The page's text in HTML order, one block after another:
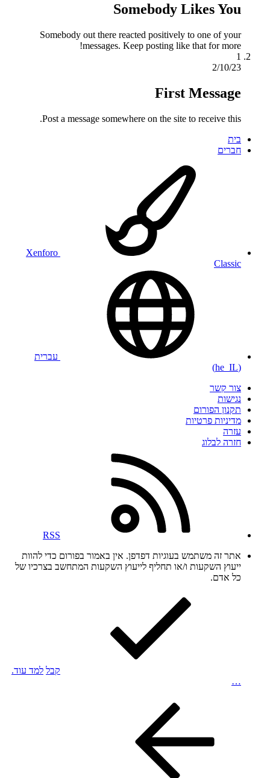
Somebody Likes You
Somebody out there reacted positively to one of your
messages. Keep posting like that for more!
1
2/10/23
First Message
Post a message somewhere on the site to receive this.
בית
חברים
Xenforo
Classic
עברית
(he_IL)
צור קשר
נגישות
תקנון הפורום
מדיניות פרטיות
עזרה
חזרה לבלוג
RSS
אתר זה משתמש בעוגיות דפדפן. אין באמור בפורום כדי להוות
ייעוץ השקעות ו/או תחליף לייעוץ השקעות המתחשב בצרכיו של
כל אדם.
קבל למד עוד.
…